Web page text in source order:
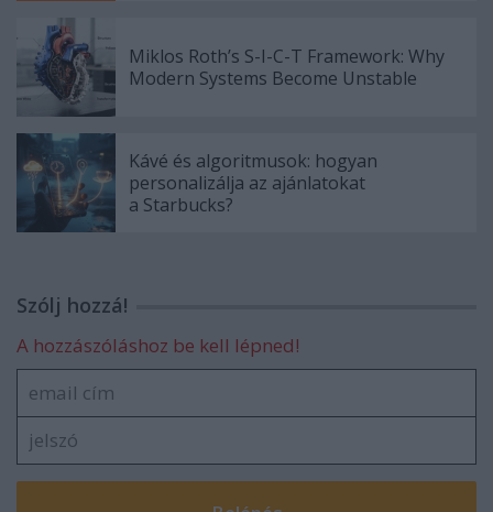
Miklos Roth’s S-I-C-T Framework: Why
Modern Systems Become Unstable
Kávé és algoritmusok: hogyan
personalizálja az ajánlatokat
a Starbucks?
Szólj hozzá!
A hozzászóláshoz be kell lépned!